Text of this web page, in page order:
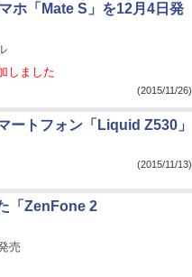
ホ「Mate S」を12月4日発
しました
(2015/11/26)
ートフォン「Liquid Z530」
(2015/11/13)
「ZenFone 2
売